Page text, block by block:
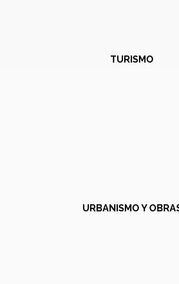
TURISMO
URBANISMO Y